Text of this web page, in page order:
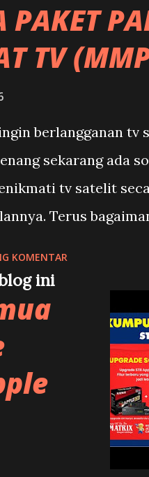
PAKET
TV
berlangganan
sekarang ada
tv satelit
Terus
bekerja sama
mini saja, sudah
bulanan lagi. jadi
dibutuhkan untuk
diperlukan adalah
yang sudah
Paket perangkat
Solid set Lnb ku band
KOMENTAR
ini